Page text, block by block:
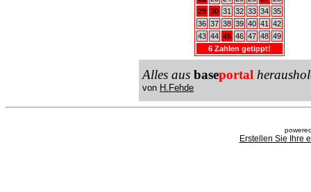
29 30 31 32 33 34 35
36 37 38 39 40 41
42
43 44 45 46 47 48 49
6 Zahlen getippt!
Alles aus baseportal
von H.Fehde
Erstellen Sie Ihre